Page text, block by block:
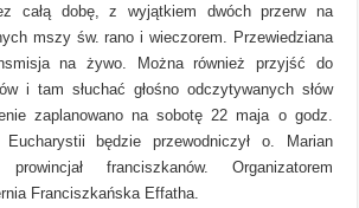
całą dobę, z wyjątkiem dwóch przerw na
mszy św. rano i wieczorem. Przewiedziana
na żywo. Można również przyjść do
i tam słuchać głośno odczytywanych słów
zaplanowano na sobotę 22 maja o godz.
będzie przewodniczył o. Marian
franciszkanów. Organizatorem
Franciszkańska Effatha.